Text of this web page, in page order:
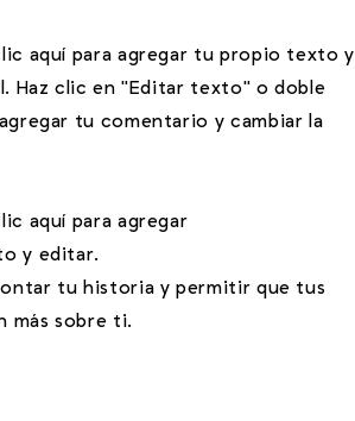
aquí para agregar tu propio texto y
Haz clic en "Editar texto" o doble
tu comentario y cambiar la
aquí para agregar
y editar.
tu historia y permitir que tus
más sobre ti.